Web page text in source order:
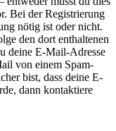
Bei der Registrierung
nötig ist oder nicht.
den dort enthaltenen
deine E-Mail-Adresse
von einem Spam-
bist, dass deine E-
dann kontaktiere